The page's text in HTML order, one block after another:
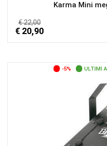
Karma Mini
€ 22,00
€ 20,90
-5% ULTIMI